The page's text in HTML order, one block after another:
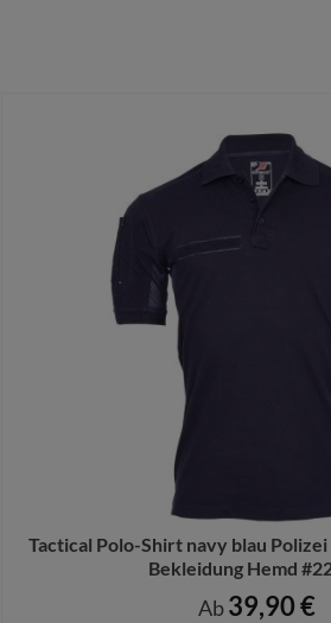
Tactical Polo-Shirt navy blau
Bekleidung Hemd
Regulärer
Ab39,90 €